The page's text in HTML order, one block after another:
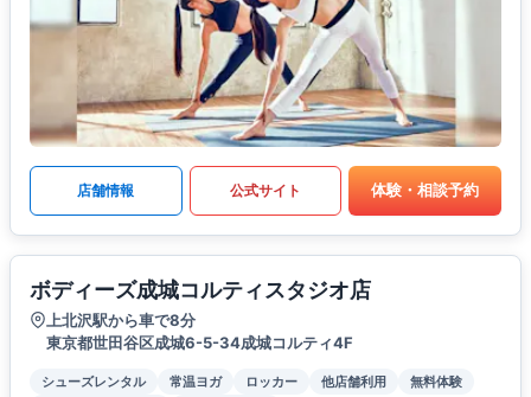
店舗情報 公式サイト 体験・相談予約
ボディーズ成城コルティスタジオ店
上北沢駅から車で8分
東京都世田谷区成城6-5-34成城コルティ4F
シューズレンタル 常温ヨガ ロッカー 他店舗利用
無料体験